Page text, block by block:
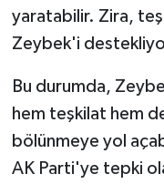
yaratabilir. Zira,
Zeybek'i
Bu durumda,
hem teşkilat hem
bölünmeye yol
AK Parti'ye tepki